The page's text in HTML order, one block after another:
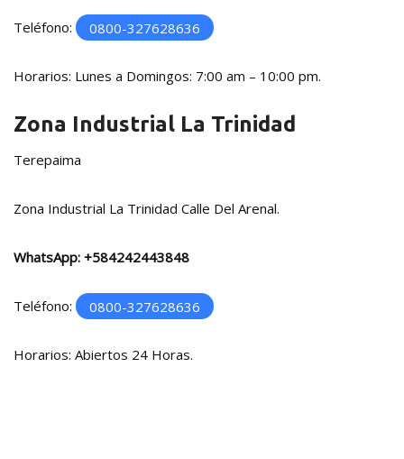
Teléfono: 0800-327628636
Horarios: Lunes a Domingos: 7:00 am – 10:00 pm.
Zona Industrial La Trinidad
Terepaima
Zona Industrial La Trinidad Calle Del Arenal.
WhatsApp: +584242443848
Teléfono: 0800-327628636
Horarios: Abiertos 24 Horas.